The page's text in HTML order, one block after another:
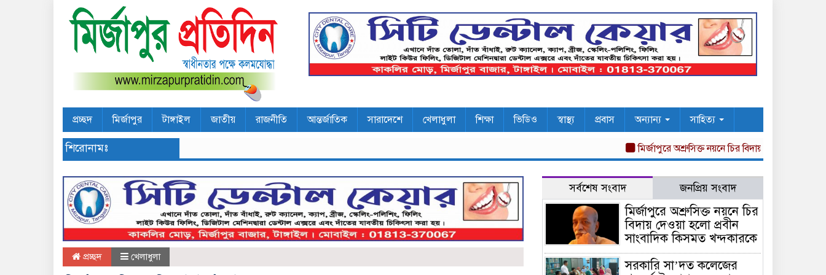
প্রচ্ছদ মির্জাপুর টাঙ্গাইল জাতীয় রাজনীতি আন্তর্জাতিক সারাদেশে খেলাধুলা শিক্ষা ভিডিও স্বাস্থ্য প্রবাস অন্যান্য সাহিত্য
শিরোনামঃ মির্জাপুরে অশ্রুসিক্ত নয়নে চির বিদায় দেওয়া হলো প্রবীন
প্রচ্ছদ খেলাধুলা
সর্বশেষ সংবাদ জনপ্রিয় সংবাদ
মির্জাপুরে অশ্রুসিক্ত নয়নে চির
বিদায় দেওয়া হলো প্রবীন
সাংবাদিক কিসমত খন্দকারকে
সরকারি সা’দত কলেজের